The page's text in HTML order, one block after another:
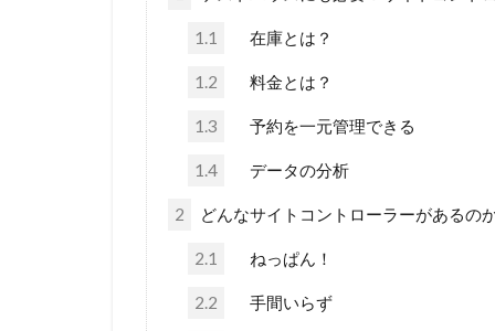
1.1 在庫とは？
1.2 料金とは？
1.3 予約を一元管理できる
1.4 データの分析
2 どんなサイトコントローラーがあるの
2.1 ねっぱん！
2.2 手間いらず